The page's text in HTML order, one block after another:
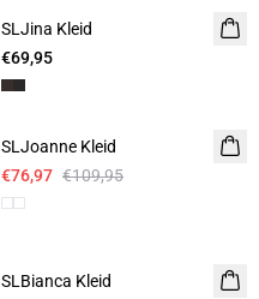
SLJina Kleid
€69,95
-30%
SLJoanne Kleid
€76,97 €109,95
SLBianca Kleid